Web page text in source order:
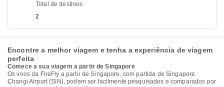
Total de destinos
2
Encontre a melhor viagem e tenha a experiência de viagem
perfeita
Comece a sua viagem a partir de Singapore
Os voos da FireFly a partir de Singapore, com partida de Singapore
Changi Airport (SIN), podem ser facilmente pesquisados e comparados por